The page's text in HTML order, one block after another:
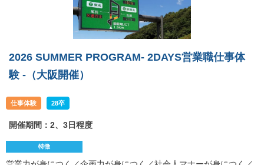
2026 SUMMER PROGRAM- 2DAYS営業職仕事体
験 -（大阪開催）
仕事体験 28卒
開催期間：2、3日程度
特徴